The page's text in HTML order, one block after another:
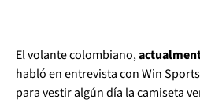
El volante colombiano,
habló en entrevista con Win
para vestir algún día la camiseta